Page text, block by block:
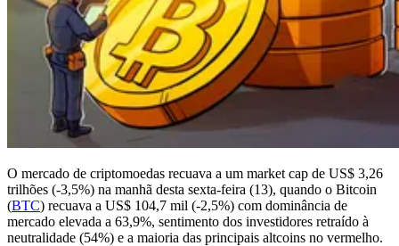
O mercado de criptomoedas recuava a um market cap de US$ 3,26
trilhões (-3,5%) na manhã desta sexta-feira (13), quando o Bitcoin
(BTC) recuava a US$ 104,7 mil (-2,5%) com dominância de
mercado elevada a 63,9%, sentimento dos investidores retraído à
neutralidade (54%) e a maioria das principais altcoins no vermelho.